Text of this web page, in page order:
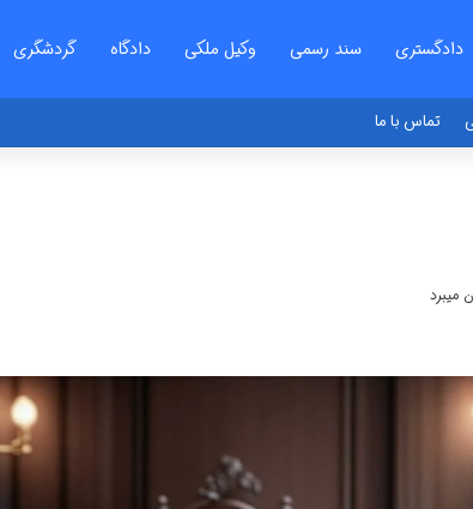
دادگستری سند رسمی وکیل ملکی دادگاه گردشگری
تماس با ما